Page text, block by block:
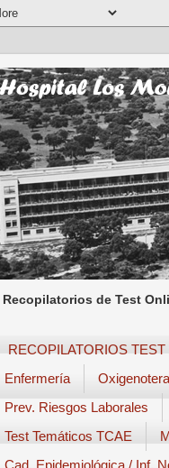
Recopilatorios de Test
RECOPILATORIOS TEST
Enfermería
Prev. Riesgos Laborales
Test Temáticos TCAE
Cad. Epidemiológica / Inf.